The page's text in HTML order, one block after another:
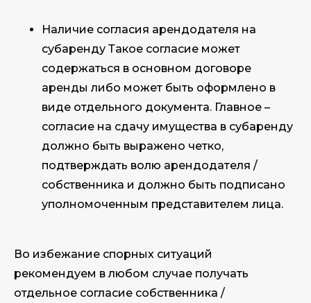
Наличие согласия арендодателя на
субаренду Такое согласие может
содержаться в основном договоре
аренды либо может быть оформлено в
виде отдельного документа. Главное –
согласие на сдачу имущества в субаренду
должно быть выражено четко,
подтверждать волю арендодателя /
собственника и должно быть подписано
уполномоченным представителем лица.
Во избежание спорных ситуаций
рекомендуем в любом случае получать
отдельное согласие собственника /